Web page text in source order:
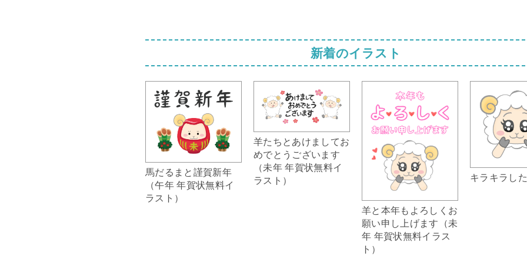
新着のイラスト
馬だるまと謹賀新年
（午年 年賀状無料イ
ラスト）
羊たちとあけましてお
めでとうございます
（未年 年賀状無料イ
ラスト）
羊と本年もよろしくお
願い申し上げます（未
年 年賀状無料イラス
ト）
キラキラし